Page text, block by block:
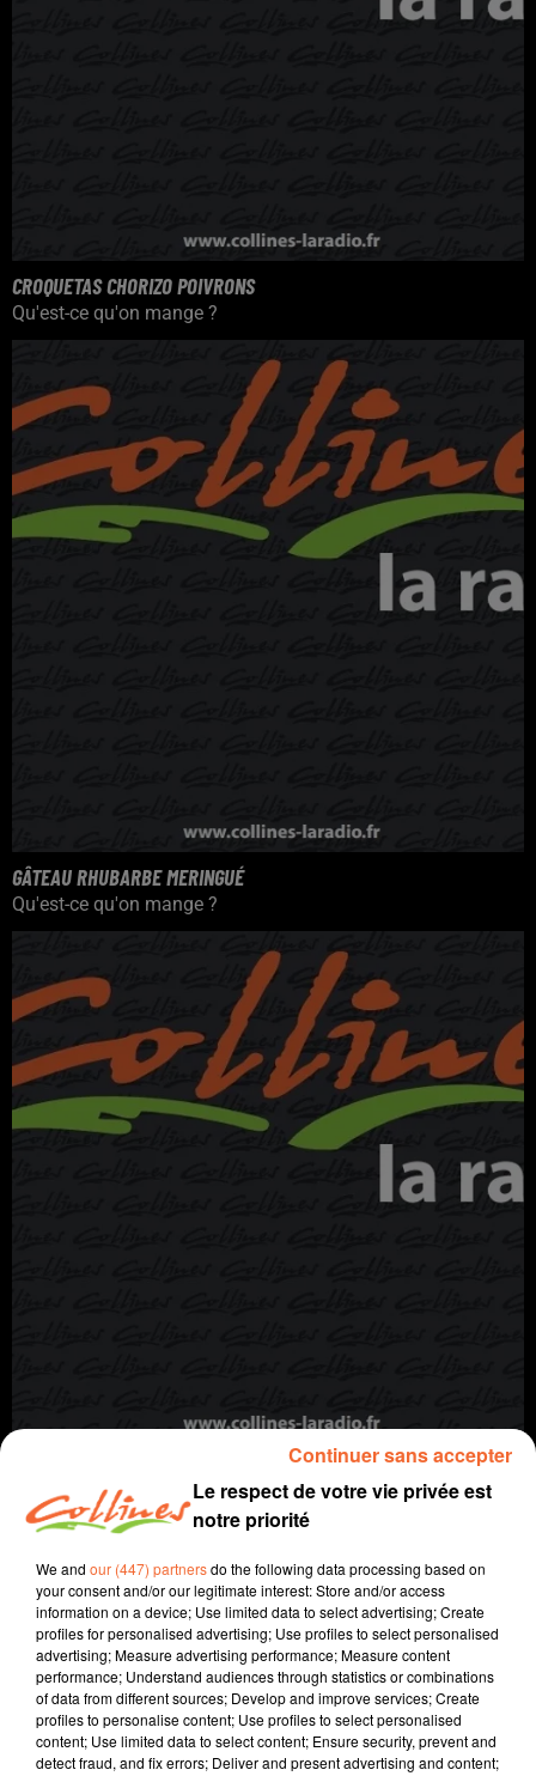
CROQUETAS CHORIZO POIVRONS
Qu'est-ce qu'on mange ?
GÂTEAU RHUBARBE MERINGUÉ
Qu'est-ce qu'on mange ?
TARTE AU CONFIT D'AUBERGINE ET AIL RÔTI
Qu'est-ce qu'on mange ?Le respect de votre vie privée est
notre priorité
We and our (447) partnersdo the following data processing based on
your consent and/or our legitimate interest: Store and/or access
information on a device; Use limited data to select advertising; Create
profiles for personalised advertising; Use profiles to select personalised
advertising; Measure advertising performance; Measure content
performance; Understand audiences through statistics or combinations
of data from different sources; Develop and improve services; Create
profiles to personalise content; Use profiles to select personalised
content; Use limited data to select content; Ensure security, prevent and
detect fraud, and fix errors; Deliver and present advertising and content;
Continuer sans accepter